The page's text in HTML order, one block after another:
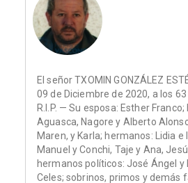
El señor TXOMIN GONZÁLEZ
09 de Diciembre de 2020, a los
R.I.P. — Su esposa: Esther
Aguasca, Nagore y Alberto
Maren, y Karla; hermanos: Lidia e
Manuel y Conchi, Taje y Ana,
hermanos políticos: José Ángel y
Celes; sobrinos, primos y demás